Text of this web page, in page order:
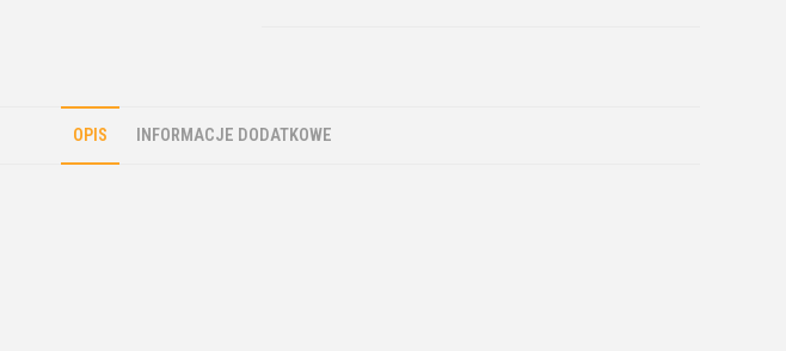
OPIS INFORMACJE DODATKOWE